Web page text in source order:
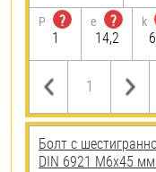
P
?
1
e
?
14,2
k
Болт с
DIN 6921 М6х45